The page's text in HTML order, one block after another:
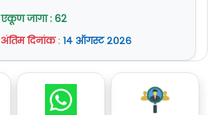
एकूण जागा : 62
अंतिम दिनांक: १४ ऑगस्ट २०२६